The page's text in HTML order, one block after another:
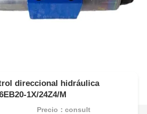
direccional hidráulica
1X/24Z4/M
Precio：consult